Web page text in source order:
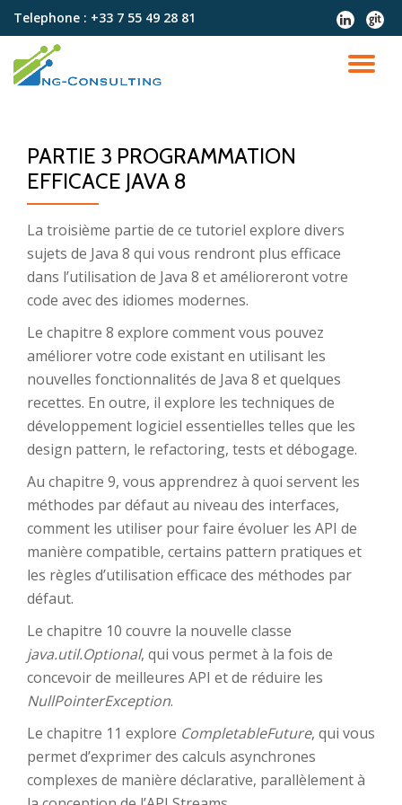
contenu
Telephone : +33 7 55 49 28 81
fa-
linkedin
fa-
git
PARTIE 3 PROGRAMMATION
EFFICACE JAVA 8
La troisième partie de ce tutoriel explore divers
sujets de Java 8 qui vous rendront plus efficace
dans l’utilisation de Java 8 et amélioreront votre
code avec des idiomes modernes.
Le chapitre 8 explore comment vous pouvez
améliorer votre code existant en utilisant les
nouvelles fonctionnalités de Java 8 et quelques
recettes. En outre, il explore les techniques de
développement logiciel essentielles telles que les
design pattern, le refactoring, tests et débogage.
Au chapitre 9, vous apprendrez à quoi servent les
méthodes par défaut au niveau des interfaces,
comment les utiliser pour faire évoluer les API de
manière compatible, certains pattern pratiques et
les règles d’utilisation efficace des méthodes par
défaut.
Le chapitre 10 couvre la nouvelle classe
java.util.Optional, qui vous permet à la fois de
concevoir de meilleures API et de réduire les
NullPointerException.
Le chapitre 11 explore CompletableFuture, qui vous
permet d’exprimer des calculs asynchrones
complexes de manière déclarative, parallèlement à